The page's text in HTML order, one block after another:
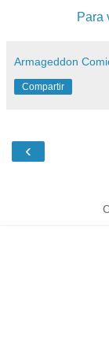
Para
Armageddon
Compartir
‹